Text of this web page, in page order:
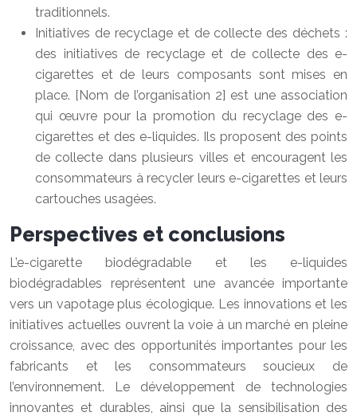
traditionnels.
Initiatives de recyclage et de collecte des déchets :
des initiatives de recyclage et de collecte des e-
cigarettes et de leurs composants sont mises en
place. [Nom de l’organisation 2] est une association
qui œuvre pour la promotion du recyclage des e-
cigarettes et des e-liquides. Ils proposent des points
de collecte dans plusieurs villes et encouragent les
consommateurs à recycler leurs e-cigarettes et leurs
cartouches usagées.
Perspectives et conclusions
L’e-cigarette biodégradable et les e-liquides
biodégradables représentent une avancée importante
vers un vapotage plus écologique. Les innovations et les
initiatives actuelles ouvrent la voie à un marché en pleine
croissance, avec des opportunités importantes pour les
fabricants et les consommateurs soucieux de
l’environnement. Le développement de technologies
innovantes et durables, ainsi que la sensibilisation des